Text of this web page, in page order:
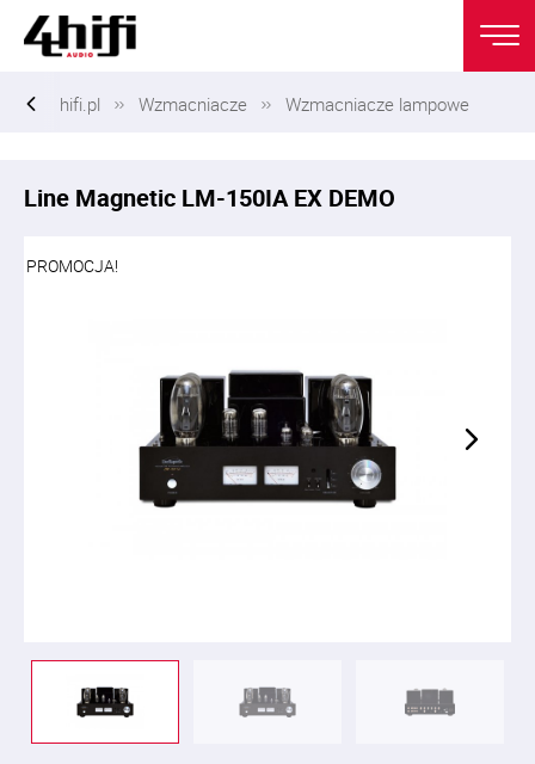
hifi.pl Wzmacniacze Wzmacniacze lampowe
Line Magnetic LM-150IA EX DEMO
PROMOCJA!